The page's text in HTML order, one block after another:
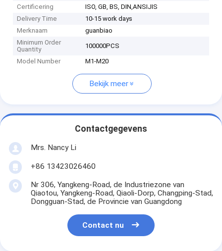
Certificering
ISO, GB, BS, DIN,ANSIJIS
Delivery Time
10-15 work days
Merknaam
guanbiao
Minimum Order
Quantity
100000PCS
Model Number M1-M20
Bekijk meer
Contactgegevens
Mrs. Nancy Li
+86 13423026460
Nr 306, Yangkeng-Road, de Industriezone van
Qiaotou, Yangkeng-Road, Qiaoli-Dorp, Changping-Stad,
Dongguan-Stad, de Provincie van Guangdong
Contact nu